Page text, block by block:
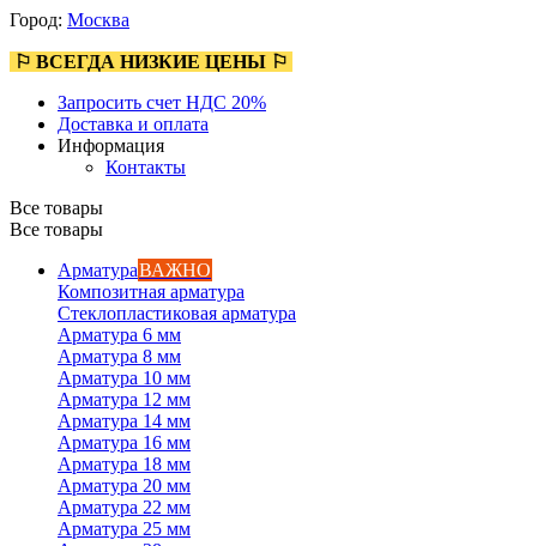
Город: Москва
⚐ ВСЕГДА НИЗКИЕ ЦЕНЫ ⚐
Запросить счет НДС 20%
Доставка и оплата
Информация
Контакты
Все товары
Все товары
АрматураВАЖНО
Композитная арматура
Стеклопластиковая арматура
Арматура 6 мм
Арматура 8 мм
Арматура 10 мм
Арматура 12 мм
Арматура 14 мм
Арматура 16 мм
Арматура 18 мм
Арматура 20 мм
Арматура 22 мм
Арматура 25 мм